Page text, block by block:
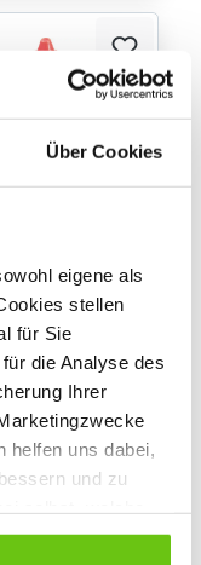
Über Cookies
eigene als
stellen
für Sie
die Analyse des
Ihrer
helfen uns dabei,
und zu
Ihre Zustimmung,
Tout rot
257107